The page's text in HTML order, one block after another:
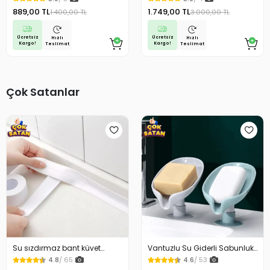
Dönük Konum Gps Araç Motor
Çocuk Gizli Takip
889,00 TL1.400,00 TL
Ücretsiz
Kargo!
Hızlı
Teslimat
Ömrü Geçmişe Dönük Konum
Gps Araç Motor Çocuk Gizli
Takip
1.749,00 TL3.000,00 TL
Ücretsiz
Kargo!
Hızlı
Teslimat
Çok Satanlar
Su sızdırmaz bant küvet
Tezgah tamir bandı
4.8/ 65
Vantuzlu Su Giderli Sabunluk
Kaymaz 4.6/ 53